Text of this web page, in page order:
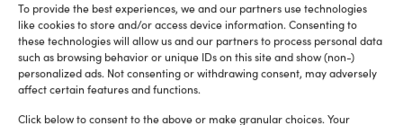
To provide the best experiences, we and our partners use technologies
like cookies to store and/or access device information. Consenting to
these technologies will allow us and our partners to process personal data
such as browsing behavior or unique IDs on this site and show (non-)
personalized ads. Not consenting or withdrawing consent, may adversely
affect certain features and functions.
Click below to consent to the above or make granular choices. Your
I numeri della America’s Cup
Luigi Magliari GalanteOctober 1, 2013
Sull’ultima e non priva di fascino edizione della Coppa
America, con l’antico trofeo rimasto tra le grinfie
dell’eccentrico miliardario americano […]